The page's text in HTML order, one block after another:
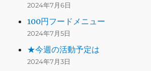
2024年7月6日
100円フードメニュー
2024年7月5日
★今週の活動予定は
2024年7月3日